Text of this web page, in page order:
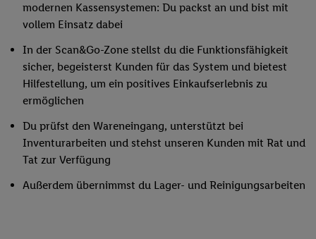
modernen Kassensystemen: Du packst an und bist mit
vollem Einsatz dabei
In der Scan&Go-Zone stellst du die Funktionsfähigkeit
sicher, begeisterst Kunden für das System und bietest
Hilfestellung, um ein positives Einkaufserlebnis zu
ermöglichen
Du prüfst den Wareneingang, unterstützt bei
Inventurarbeiten und stehst unseren Kunden mit Rat und
Tat zur Verfügung
Außerdem übernimmst du Lager- und Reinigungsarbeiten